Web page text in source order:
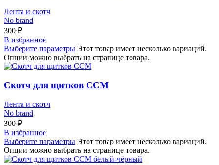
Лента и скотч
No brand
300 ₽
В избранное
Выберите параметры Этот товар имеет несколько вариаций.
Опции можно выбрать на странице товара.
Скотч для щитков CCM
Лента и скотч
No brand
300 ₽
В избранное
Выберите параметры Этот товар имеет несколько вариаций.
Опции можно выбрать на странице товара.